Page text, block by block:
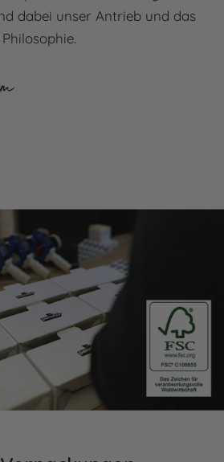
Website angegebenen
beziehen wir uns
Freitag, mit Ausnahme von
sie auf einen Samstag,
Feiertag fallen. Bei der
und Lieferzeiten werden
Bitte beachten Sie
Missverständnisse bezüglich
Fristen zu vermeiden.
dabei unser Antrieb und das